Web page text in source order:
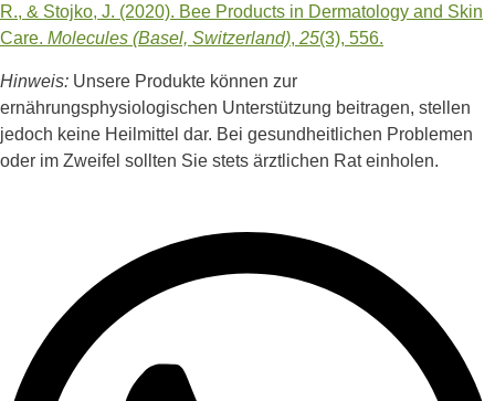
R., & Stojko, J. (2020). Bee Products in Dermatology and Skin
Care. Molecules (Basel, Switzerland), 25(3), 556.
Hinweis: Unsere Produkte können zur
ernährungsphysiologischen Unterstützung beitragen, stellen
jedoch keine Heilmittel dar. Bei gesundheitlichen Problemen
oder im Zweifel sollten Sie stets ärztlichen Rat einholen.